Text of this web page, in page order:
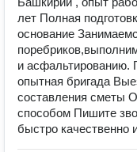
лет Полная
основание
и асфальтированию.
опытная бригада
составления сметы
способом Пишите
быстро качественно